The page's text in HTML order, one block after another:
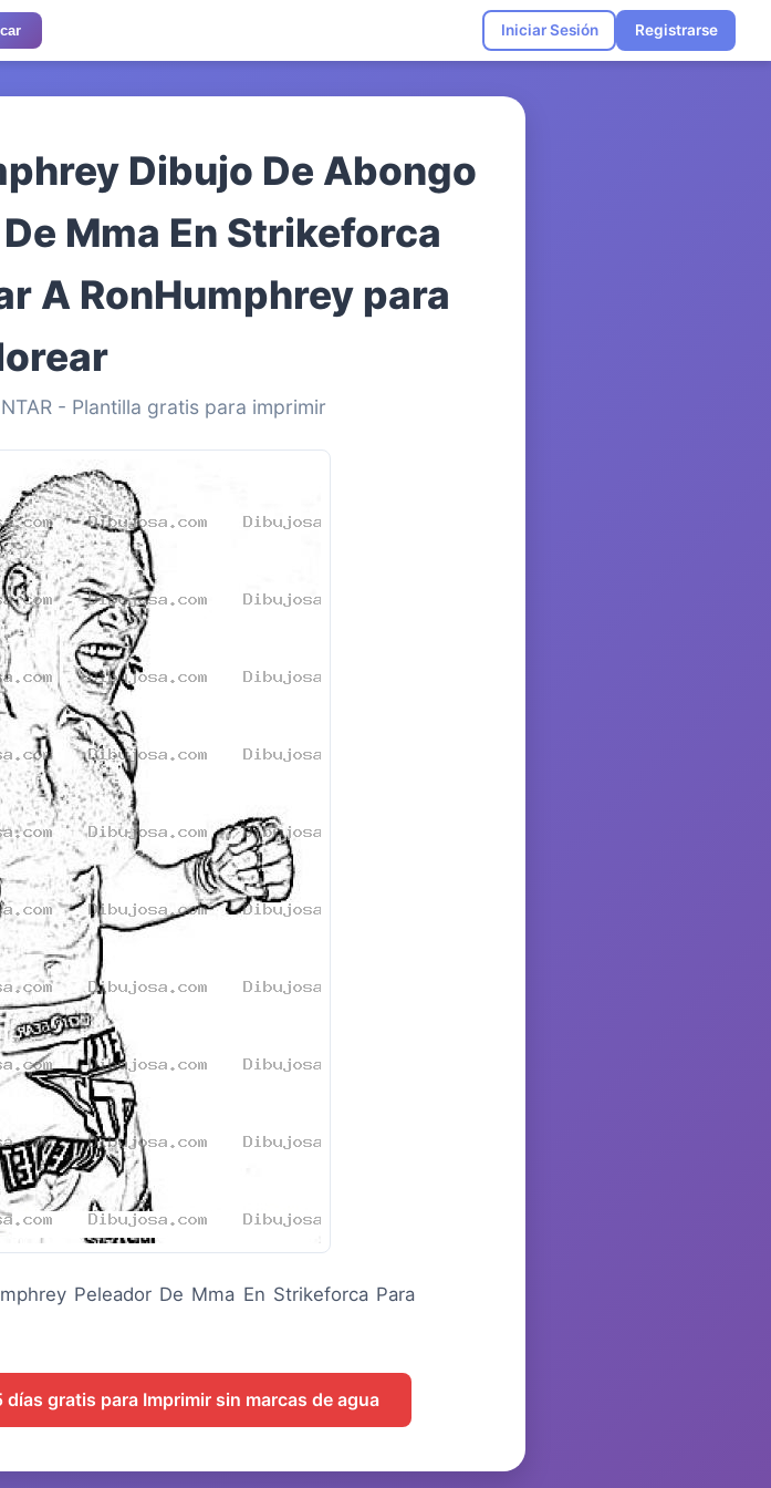
Iniciar Sesión Registrarse
Dibujo De Abongo
Mma En Strikeforca
A RonHumphrey para
- Plantilla gratis para imprimir
Peleador De Mma En Strikeforca Para
días gratis para Imprimir sin marcas de agua